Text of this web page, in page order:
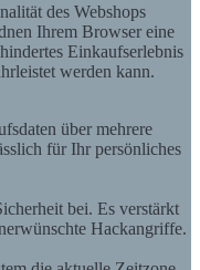
des Webshops
Ihrem Browser eine
Einkaufserlebnis
werden kann.
über mehrere
für Ihr persönliches
bei. Es verstärkt
Hackangriffe.